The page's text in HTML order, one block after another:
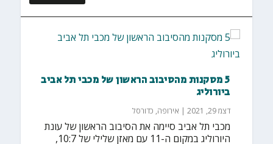
5 מסקנות מהסיבוב הראשון של מכבי תל אביב
ביורוליג
דצמ 29, 2021 | אירופה, כדורסל
מכבי תל אביב סיימה את הסיבוב הראשון של עונת
היורוליג במקום ה-11 עם מאזן שלילי של 10:7,